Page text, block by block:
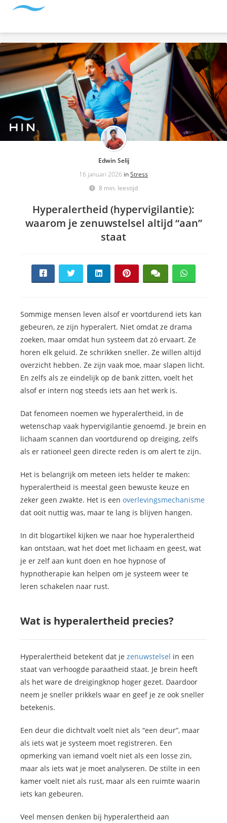
Edwin Selij
16 januari 2026 inStress
8 min. leestijd
Hyperalertheid (hypervigilantie):
waarom je zenuwstelsel altijd “aan”
staat
Sommige mensen leven alsof er voortdurend iets kan
gebeuren, ze zijn hyperalert. Niet omdat ze drama
zoeken, maar omdat hun systeem dat zó ervaart. Ze
horen elk geluid. Ze schrikken sneller. Ze willen altijd
overzicht hebben. Ze zijn vaak moe, maar slapen licht.
En zelfs als ze eindelijk op de bank zitten, voelt het
alsof er intern nog steeds iets aan het werk is.
Dat fenomeen noemen we hyperalertheid, in de
wetenschap vaak hypervigilantie genoemd. Je brein en
lichaam scannen dan voortdurend op dreiging, zelfs
als er rationeel geen directe reden is om alert te zijn.
Het is belangrijk om meteen iets helder te maken:
hyperalertheid is meestal geen bewuste keuze en
zeker geen zwakte. Het is een overlevingsmechanisme
dat ooit nuttig was, maar te lang is blijven hangen.
In dit blogartikel kijken we naar hoe hyperalertheid
kan ontstaan, wat het doet met lichaam en geest, wat
je er zelf aan kunt doen en hoe hypnose of
hypnotherapie kan helpen om je systeem weer te
leren schakelen naar rust.
Wat is hyperalertheid precies?
Hyperalertheid betekent dat je zenuwstelsel in een
staat van verhoogde paraatheid staat. Je brein heeft
als het ware de dreigingknop hoger gezet. Daardoor
neem je sneller prikkels waar en geef je ze ook sneller
betekenis.
Een deur die dichtvalt voelt niet als “een deur”, maar
als iets wat je systeem moet registreren. Een
opmerking van iemand voelt niet als een losse zin,
maar als iets wat je moet analyseren. De stilte in een
kamer voelt niet als rust, maar als een ruimte waarin
iets kan gebeuren.
Veel mensen denken bij hyperalertheid aan